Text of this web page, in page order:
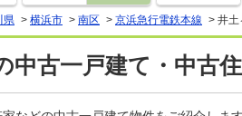
県 > 横浜市 > 南区 > 京浜急行電鉄本線 > 井土
中古一戸建て・中古